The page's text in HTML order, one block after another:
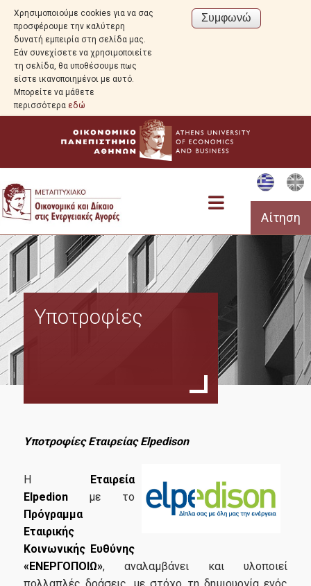
Χρησιμοποιούμε cookies για να σας
προσφέρουμε την καλύτερη
δυνατή εμπειρία στη σελίδα μας.
Εάν συνεχίσετε να χρησιμοποιείτε
τη σελίδα, θα υποθέσουμε πως
είστε ικανοποιημένοι με αυτό.
Μπορείτε να μάθετε
περισσότερα εδώ
Αίτηση
Πρόγραμμα Σπουδών
Σκοπός
Μαθήματα
Διπλωματική Εργασία
Κανονισμός Σπουδών
Υποτροφίες
Υποτροφίες Εταιρείας Elpedison
Η Εταιρεία
Elpedionμε το
Πρόγραμμα
Εταιρικής
Κοινωνικής Ευθύνης
«ΕΝΕΡΓΟΠΟΙΩ», αναλαμβάνει και υλοποιεί